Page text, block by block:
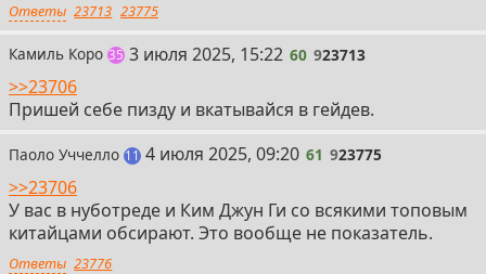
Ответы 23713 23775
Камиль Коро 35постов
60
3 июля 2025, 15:22 60 923713
>>23706
Пришей себе пизду и вкатывайся в гейдев.
Паоло Уччелло 11постов
61
4 июля 2025, 09:20 61 923775
>>23706
У вас в нуботреде и Ким Джун Ги со всякими топовым
китайцами обсирают. Это вообще не показатель.
Ответы 23776